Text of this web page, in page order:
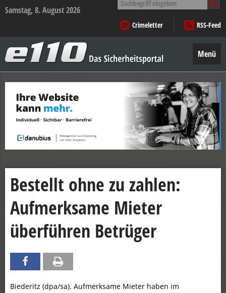
Samstag, 8. August 2026
nach:
Crimeletter
RSS-Feed
–
Das
Sicherheitsportal
Menü
Zum
Inhalt
springen
Bestellt ohne zu zahlen:
Aufmerksame Mieter
überführen Betrüger
Biederitz (dpa/sa). Aufmerksame Mieter haben im